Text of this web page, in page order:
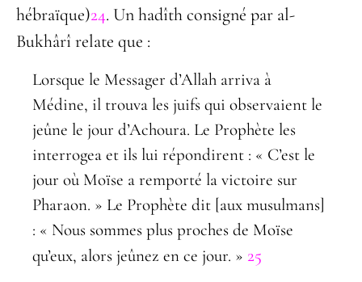
hébraïque)24. Un hadîth consigné par al-
Bukhârî relate que :
Lorsque le Messager d’Allah arriva à
Médine, il trouva les juifs qui observaient le
jeûne le jour d’Achoura. Le Prophète les
interrogea et ils lui répondirent : « C’est le
jour où Moïse a remporté la victoire sur
Pharaon. » Le Prophète dit [aux musulmans]
: « Nous sommes plus proches de Moïse
qu’eux, alors jeûnez en ce jour. » 25